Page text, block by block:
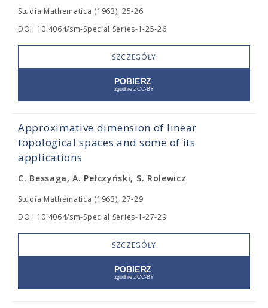
Studia Mathematica (1963), 25-26
DOI: 10.4064/sm-Special Series-1-25-26
SZCZEGÓŁY
Approximative dimension of linear
topological spaces and some of its
applications
C. Bessaga, A. Pełczyński, S. Rolewicz
Studia Mathematica (1963), 27-29
DOI: 10.4064/sm-Special Series-1-27-29
SZCZEGÓŁY